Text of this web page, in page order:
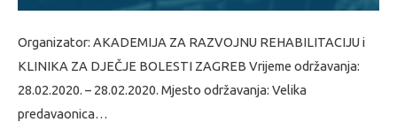
Organizator: AKADEMIJA ZA RAZVOJNU REHABILITACIJU i
KLINIKA ZA DJEČJE BOLESTI ZAGREB Vrijeme održavanja:
28.02.2020. – 28.02.2020. Mjesto održavanja: Velika
predavaonica…